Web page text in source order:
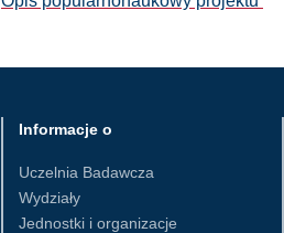
Informacje o
Uczelnia Badawcza
Wydziały
Jednostki i organizacje